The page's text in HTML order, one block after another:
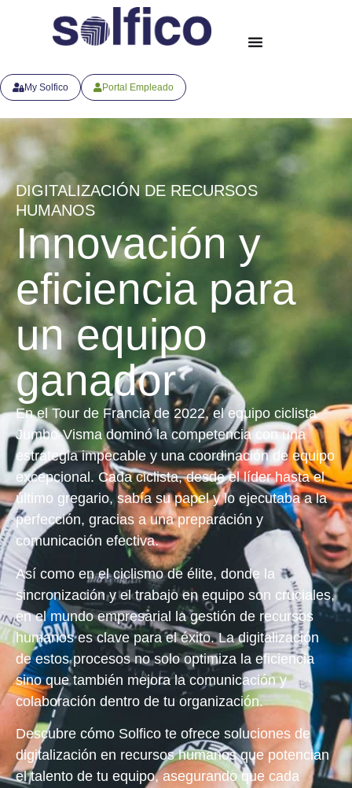
My Solfico Portal Empleado
DIGITALIZACIÓN DE RECURSOS
HUMANOS
Innovación y
eficiencia para
un equipo
ganador
En el Tour de Francia de 2022, el equipo ciclista
Jumbo-Visma dominó la competencia con una
estrategia impecable y una coordinación de equipo
excepcional. Cada ciclista, desde el líder hasta el
último gregario, sabía su papel y lo ejecutaba a la
perfección, gracias a una preparación y
comunicación efectiva.
Así como en el ciclismo de élite, donde la
sincronización y el trabajo en equipo son cruciales,
en el mundo empresarial la gestión de recursos
humanos es clave para el éxito. La digitalización
de estos procesos no solo optimiza la eficiencia
sino que también mejora la comunicación y
colaboración dentro de tu organización.
Descubre cómo Solfico te ofrece soluciones de
digitalización en recursos humanos que potencian
el talento de tu equipo, asegurando que cada